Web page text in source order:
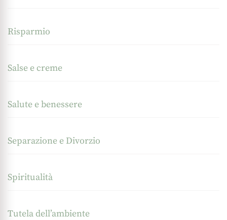
Risparmio
Salse e creme
Salute e benessere
Separazione e Divorzio
Spiritualità
Tutela dell’ambiente